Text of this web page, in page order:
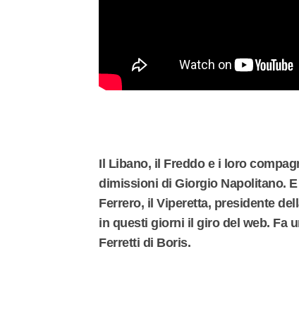
Il Libano, il Freddo e i loro
dimissioni di Giorgio Napolitano.
Ferrero, il Viperetta, presidente
in questi giorni il giro del web. Fa
Ferretti di Boris.